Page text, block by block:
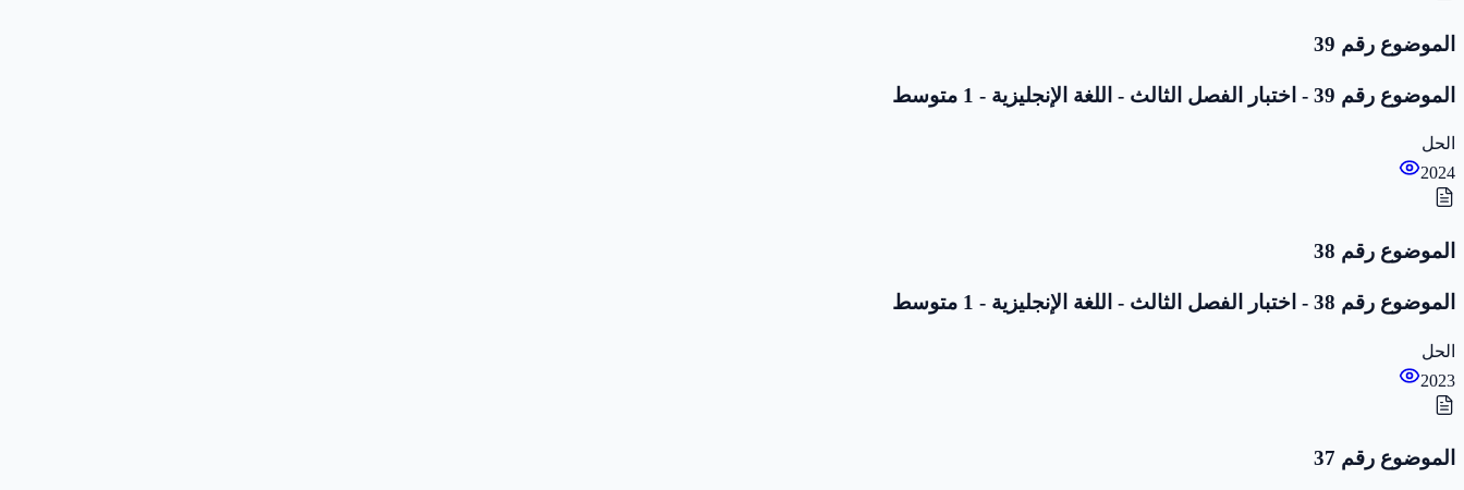
الموضوع رقم 39
الموضوع رقم 39 - اختبار الفصل الثالث - اللغة الإنجليزية - 1 متوسط
الحل
2024
الموضوع رقم 38
الموضوع رقم 38 - اختبار الفصل الثالث - اللغة الإنجليزية - 1 متوسط
الحل
2023
الموضوع رقم 37